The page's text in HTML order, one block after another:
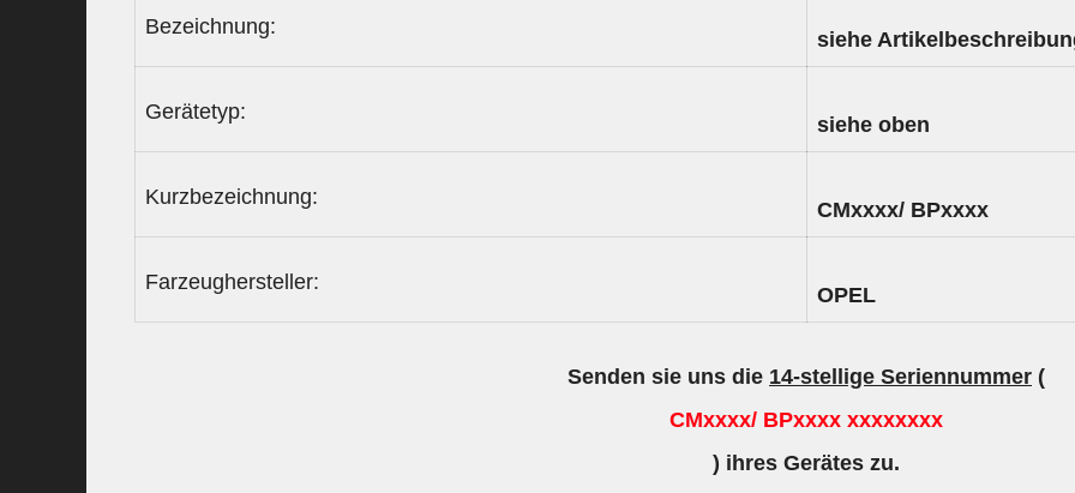
Bezeichnung:
siehe
Gerätetyp:
siehe oben
Kurzbezeichnung:
CMxxxx/ BPxxxx
Farzeughersteller:
OPEL
Senden sie uns die 14-stellige Seriennummer (
CMxxxx/ BPxxxx xxxxxxxx
) ihres Gerätes zu.